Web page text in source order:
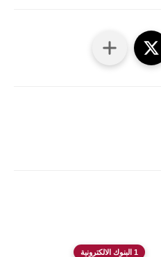
1 البنوك الالكترونية